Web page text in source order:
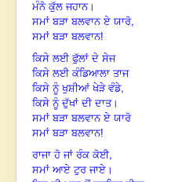
ਮੰਨੋ ਕੁੱਲ ਜਹਾਨ।
ਸਮਾਂ ਬੜਾ ਬਲਵਾਨ ਏ ਯਾਰੋ,
ਸਮਾਂ ਬੜਾ ਬਲਵਾਨ!
ਕਿਸੇ ਲਈ ਫੁੱਲਾਂ ਦੇ ਸੇਜ
ਕਿਸੇ ਲਈ ਕੰਡਿਆਲਾ ਤਾਜ
ਕਿਸੇ ਨੂੰ ਖੁਸ਼ੀਆਂ ਖੇੜੇ ਵੰਡੇ,
ਕਿਸੇ ਨੂੰ ਦੁੱਖਾਂ ਦੀ ਦਾਤ।
ਸਮਾਂ ਬੜਾ ਬਲਵਾਨ ਏ ਯਾਰੋ
ਸਮਾਂ ਬੜਾ ਬਲਵਾਨ!
ਰਾਜਾ ਹੋ ਜਾਂ ਰੰਕ ਕੋਈ,
ਸਮਾਂ ਆਏ ਟੁਰ ਜਾਏ।